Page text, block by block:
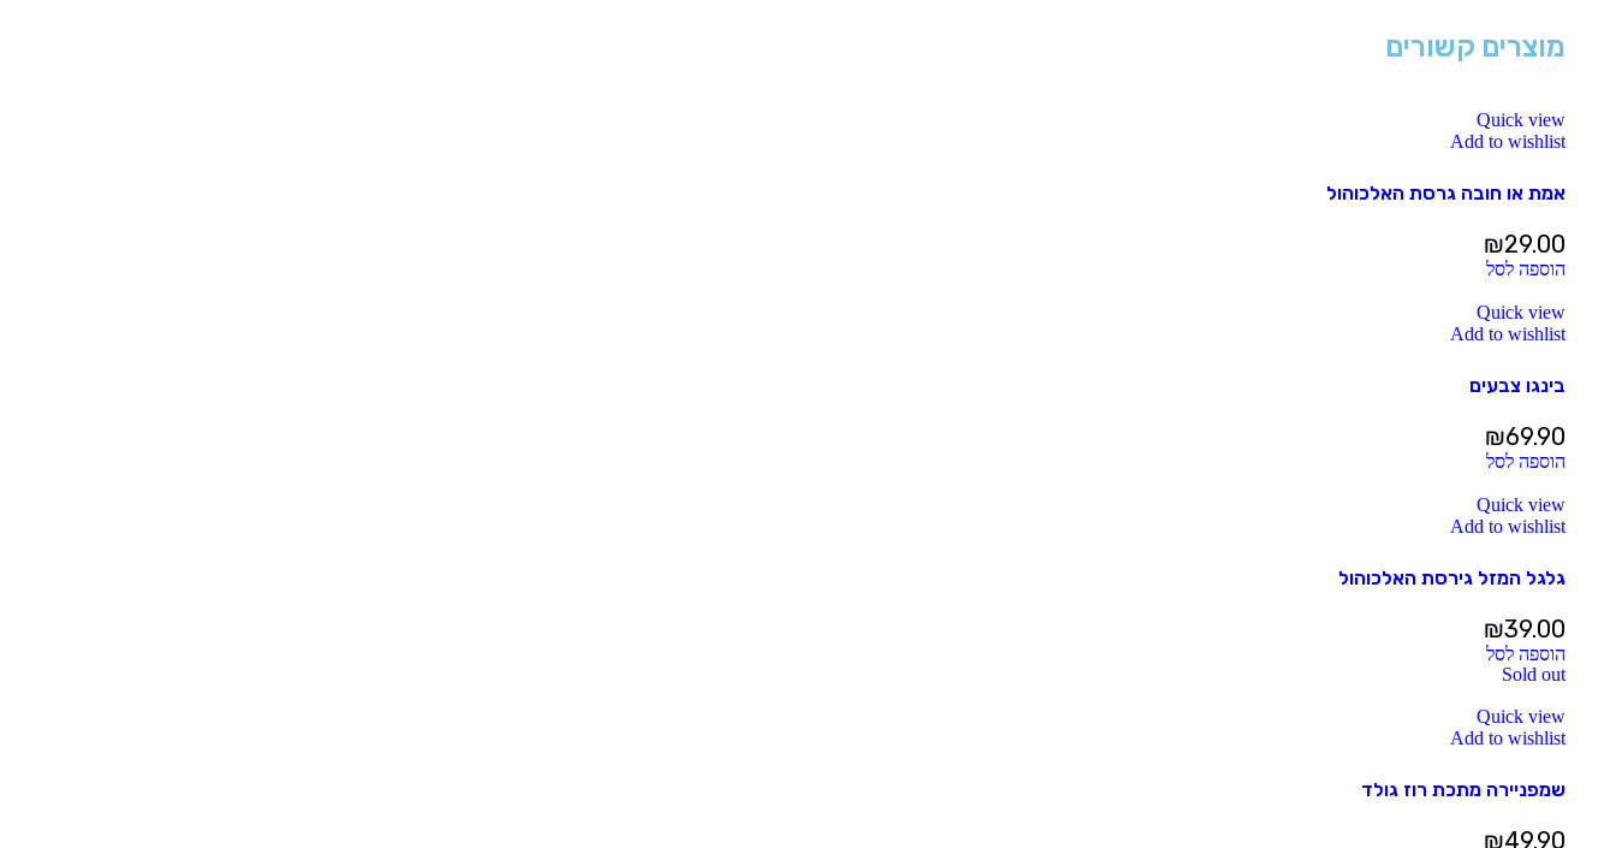
מוצרים קשורים
Quick view
Add to wishlist
אמת או חובה גרסת האלכוהול
₪29.00
הוספה לסל
Quick view
Add to wishlist
בינגו צבעים
₪69.90
הוספה לסל
Quick view
Add to wishlist
גלגל המזל גירסת האלכוהול
₪39.00
הוספה לסל
Sold out
Quick view
Add to wishlist
שמפניירה מתכת רוז גולד
₪49.90